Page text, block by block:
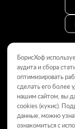
© 2009–2026
Данный интернет-
является
437 ГК РФ. Для
дилерские центры.
БорисХоф
аудита и сбора
оптимизировать
сделать его более
нашим сайтом, вы
cookies (кукиc).
данные, можно
ознакомиться с